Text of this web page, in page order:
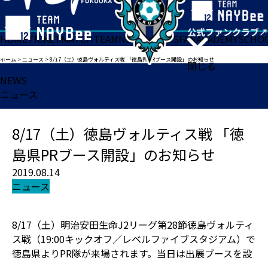
閉じる
HOMETICKETMATCHTEAMNEWSGOODSFANACADEMY
ホーム >ニュース >8/17（土）徳島ヴォルティス戦 「徳島県PRブース開設」のお知らせ
NEWS
ニュース
8/17（土）徳島ヴォルティス戦 「徳
島県PRブース開設」のお知らせ
2019.08.14
ニュース
8/17（土）明治安田生命J2リーグ第28節徳島ヴォルティ
ス戦（19:00キックオフ／レベルファイブスタジアム）で
徳島県よりPR隊が来場されます。当日は出展ブースを設